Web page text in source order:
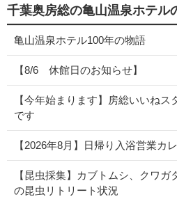
千葉奥房総の亀山温泉ホテル
亀山温泉ホテル100年の物語
【8/6 休館日のお知らせ】
【今年始まります】房総いいね
です
【2026年8月】日帰り入浴営業カ
【昆虫採集】カブトムシ、クワ
の昆虫リトリート状況